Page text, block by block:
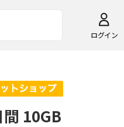
ログイン
10GB